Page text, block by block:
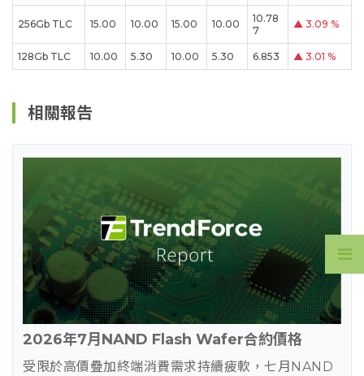
256Gb TLC 15.00 10.00 15.00 10.00
10.78
7
▲ 3.09 %
128Gb TLC 10.00 5.30 10.00 5.30 6.853 ▲ 3.01 %
相關報告
2026年7月NAND Flash Wafer合約價格
受限於高價疊加終端消費需求持續疲軟，七月NAND